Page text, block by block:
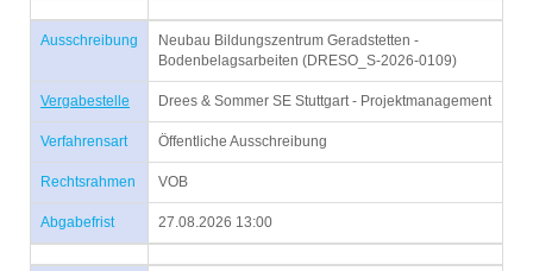
Ausschreibung
Neubau Bildungszentrum Geradstetten -
Bodenbelagsarbeiten (DRESO_S-2026-0109)
Vergabestelle Drees & Sommer SE Stuttgart - Projektmanagement
Verfahrensart Öffentliche Ausschreibung
Rechtsrahmen VOB
Abgabefrist 27.08.2026 13:00